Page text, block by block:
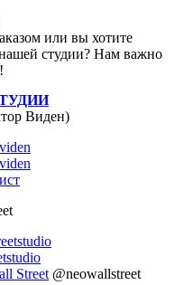
или вы хотите
студии? Нам важно
Виден)
Street @neowallstreet